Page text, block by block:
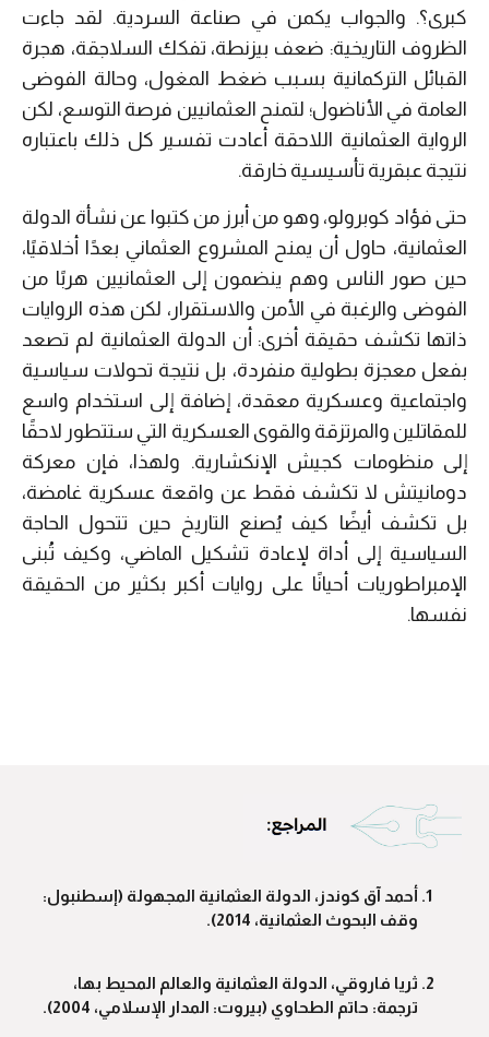
كبرى؟. والجواب يكمن في صناعة السردية. لقد جاءت
الظروف التاريخية: ضعف بيزنطة، تفكك السلاجقة، هجرة
القبائل التركمانية بسبب ضغط المغول، وحالة الفوضى
العامة في الأناضول؛ لتمنح العثمانيين فرصة التوسع، لكن
الرواية العثمانية اللاحقة أعادت تفسير كل ذلك باعتباره
نتيجة عبقرية تأسيسية خارقة.
حتى فؤاد كوبرولو، وهو من أبرز من كتبوا عن نشأة الدولة
العثمانية، حاول أن يمنح المشروع العثماني بعدًا أخلاقيًا،
حين صور الناس وهم ينضمون إلى العثمانيين هربًا من
الفوضى والرغبة في الأمن والاستقرار، لكن هذه الروايات
ذاتها تكشف حقيقة أخرى: أن الدولة العثمانية لم تصعد
بفعل معجزة بطولية منفردة، بل نتيجة تحولات سياسية
واجتماعية وعسكرية معقدة، إضافة إلى استخدام واسع
للمقاتلين والمرتزقة والقوى العسكرية التي ستتطور لاحقًا
إلى منظومات كجيش الإنكشارية. ولهذا، فإن معركة
دومانيتش لا تكشف فقط عن واقعة عسكرية غامضة،
بل تكشف أيضًا كيف يُصنع التاريخ حين تتحول الحاجة
السياسية إلى أداة لإعادة تشكيل الماضي، وكيف تُبنى
الإمبراطوريات أحيانًا على روايات أكبر بكثير من الحقيقة
نفسها.
أحمد آق كوندز، الدولة العثمانية المجهولة (إسطنبول:
وقف البحوث العثمانية، 2014).
ثريا فاروقي، الدولة العثمانية والعالم المحيط بها،
ترجمة: حاتم الطحاوي (بيروت: المدار الإسلامي، 2004).